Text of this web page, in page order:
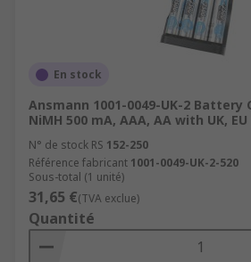
En stock
Ansmann 1001-0049-UK-2 Battery
NiMH 500 mA, AAA, AA with UK,
N° de stock RS 152-250
Référence fabricant 1001-0049-UK-2-520
Sous-total (1 unité)
31,65 €(TVA exclue)
Quantité